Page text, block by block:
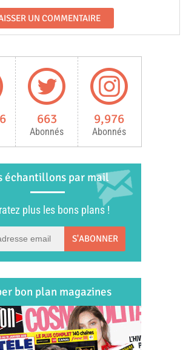
663
Abonnés
9,976
Abonnés
échantillons par mail
plus les bons plans !
S'ABONNER
bon plan magazines